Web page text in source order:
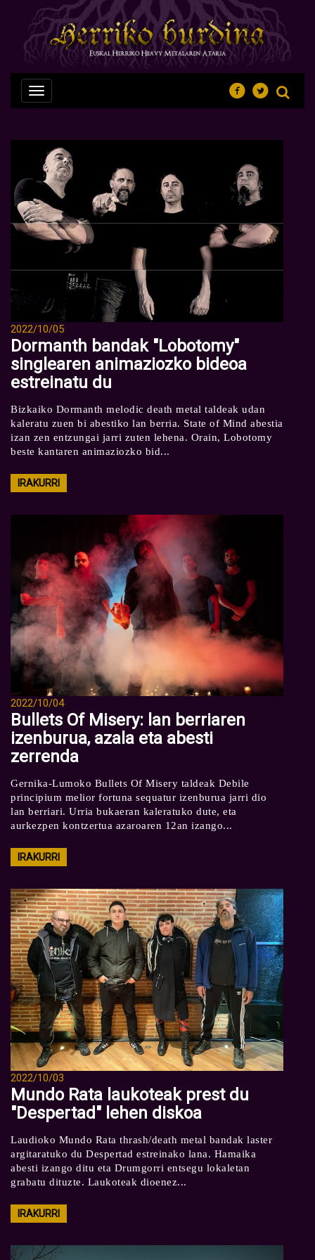
Nabegazioa
ireki
2022/10/05
Dormanth bandak "Lobotomy"
singlearen animaziozko bideoa
estreinatu du
Bizkaiko Dormanth melodic death metal taldeak udan
kaleratu zuen bi abestiko lan berria. State of Mind abestia
izan zen entzungai jarri zuten lehena. Orain, Lobotomy
beste kantaren animaziozko bid...
IRAKURRI
2022/10/04
Bullets Of Misery: lan berriaren
izenburua, azala eta abesti
zerrenda
Gernika-Lumoko Bullets Of Misery taldeak Debile
principium melior fortuna sequatur izenburua jarri dio
lan berriari. Urria bukaeran kaleratuko dute, eta
aurkezpen kontzertua azaroaren 12an izango...
IRAKURRI
2022/10/03
Mundo Rata laukoteak prest du
"Despertad" lehen diskoa
Laudioko Mundo Rata thrash/death metal bandak laster
argitaratuko du Despertad estreinako lana. Hamaika
abesti izango ditu eta Drumgorri entsegu lokaletan
grabatu dituzte. Laukoteak dioenez...
IRAKURRI